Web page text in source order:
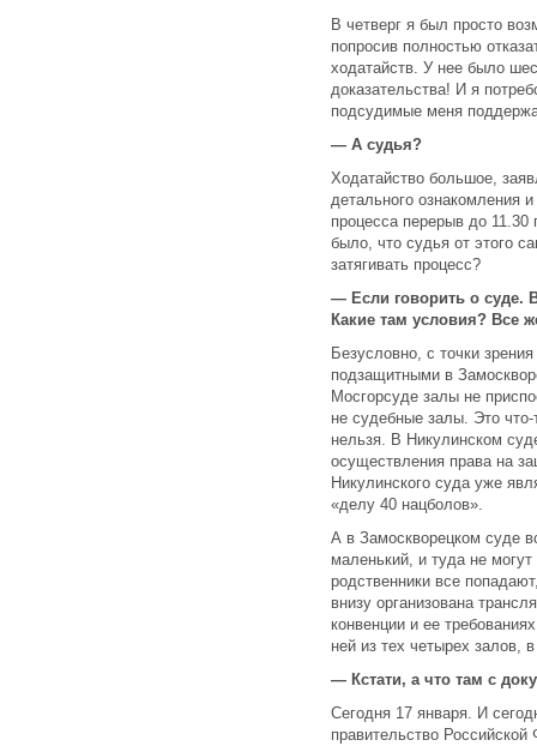
В четверг я был просто
попросив полностью
ходатайств. У нее было
доказательства! И я
подсудимые меня
— А судья?
Ходатайство большое,
детального ознакомления
процесса перерыв до
было, что судья от этого
затягивать процесс?
— Если говорить о суде.
Какие там условия? Все
Безусловно, с точки
подзащитными в
Мосгорсуде залы не
не судебные залы. Это
нельзя. В Никулинском
осуществления права на
Никулинского суда уже
«делу 40 нацболов».
А в Замоскворецком суде
маленький, и туда не
родственники все
внизу организована
конвенции и ее
ней из тех четырех залов,
— Кстати, а что там с
Сегодня 17 января. И
правительство